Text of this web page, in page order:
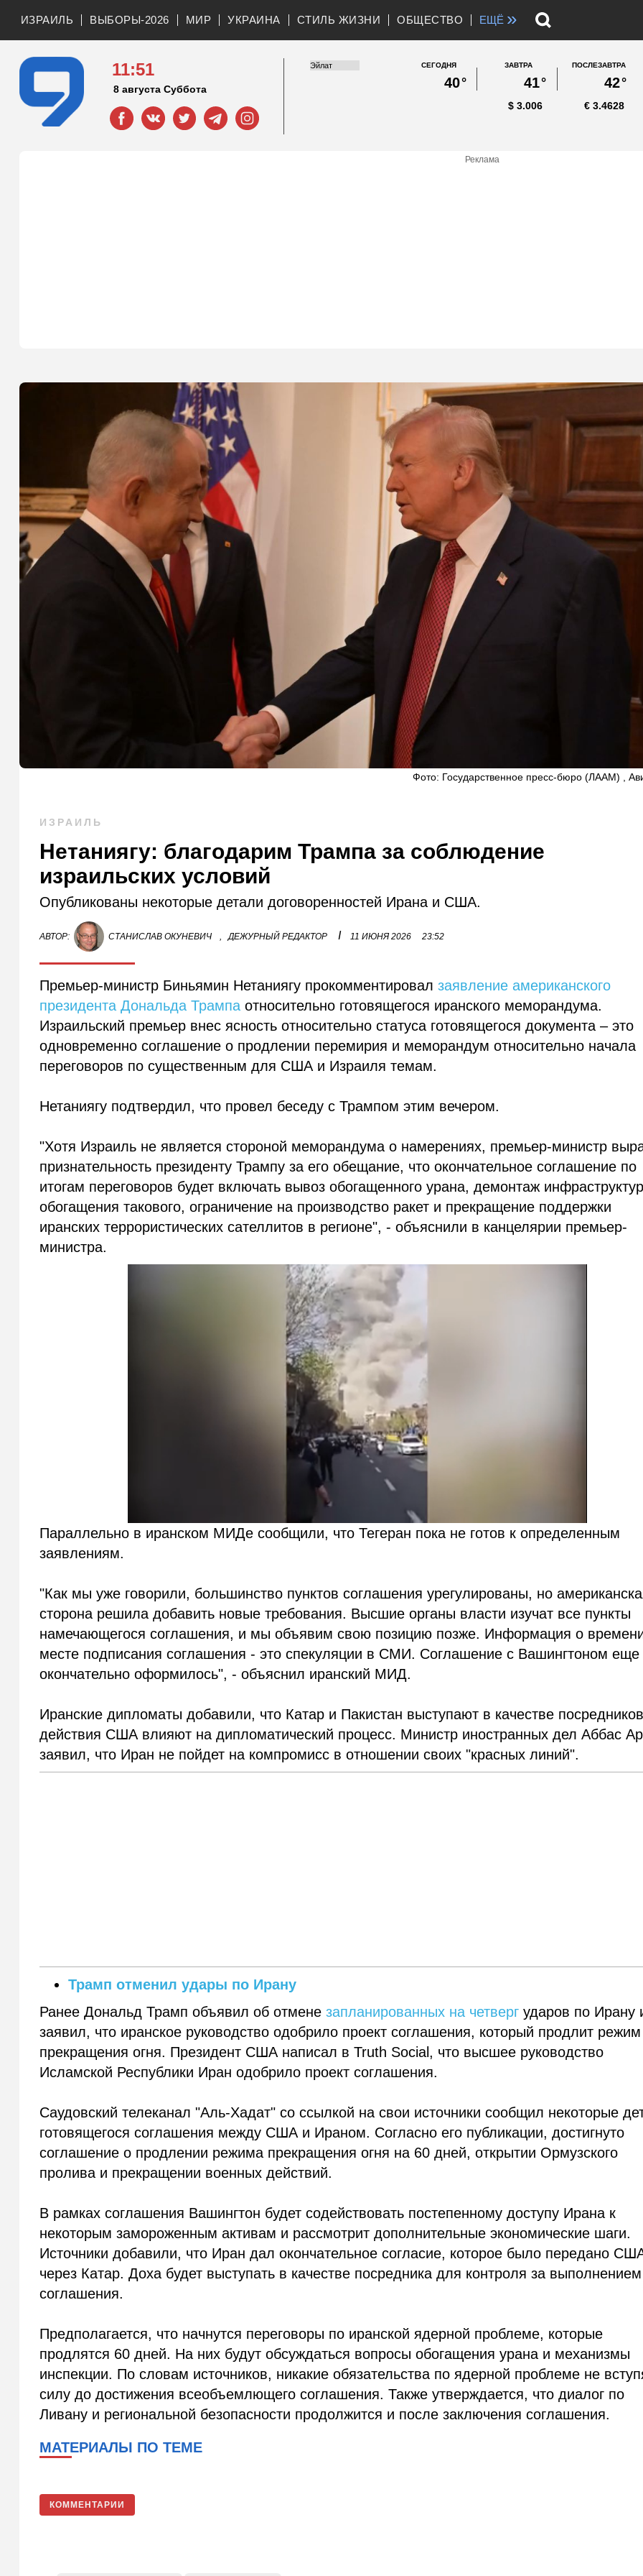
ИЗРАИЛЬ ВЫБОРЫ-2026 МИР УКРАИНА СТИЛЬ ЖИЗНИ ОБЩЕСТВО ЕЩЁ »
11:51
8 августа Суббота
СЕГОДНЯ
40°
ЗАВТРА
41°
ПОСЛЕЗАВТРА
42°
3.006
$ 3.4628
€
Реклама
Фото: Государственное пресс-бюро (ЛААМ) ,
ИЗРАИЛЬ
Нетаниягу: благодарим Трампа за соблюдение
израильских условий
Опубликованы некоторые детали договоренностей Ирана и США.
АВТОР: СТАНИСЛАВ ОКУНЕВИЧ , ДЕЖУРНЫЙ РЕДАКТОР I 11 ИЮНЯ 2026 23:52
Премьер-министр Биньямин Нетаниягу прокомментировалзаявление американского
президента Дональда Трампа относительно готовящегося иранского меморандума.
Израильский премьер внес ясность относительно статуса готовящегося документа – это
одновременно соглашение о продлении перемирия и меморандум относительно начала
переговоров по существенным для США и Израиля темам.
Нетаниягу подтвердил, что провел беседу с Трампом этим вечером.
"Хотя Израиль не является стороной меморандума о намерениях, премьер-министр
признательность президенту Трампу за его обещание, что окончательное соглашение по
итогам переговоров будет включать вывоз обогащенного урана, демонтаж
обогащения такового, ограничение на производство ракет и прекращение поддержки
иранских террористических сателлитов в регионе", - объяснили в канцелярии премьер-
министра.
Параллельно в иранском МИДе сообщили, что Тегеран пока не готов к определенным
заявлениям.
"Как мы уже говорили, большинство пунктов соглашения урегулированы, но
сторона решила добавить новые требования. Высшие органы власти изучат все пункты
намечающегося соглашения, и мы объявим свою позицию позже. Информация о
месте подписания соглашения - это спекуляции в СМИ. Соглашение с Вашингтоном еще
окончательно оформилось", - объяснил иранский МИД.
Иранские дипломаты добавили, что Катар и Пакистан выступают в качестве
действия США влияют на дипломатический процесс. Министр иностранных дел Аббас
заявил, что Иран не пойдет на компромисс в отношении своих "красных линий".
Трамп отменил удары по Ирану
Ранее Дональд Трамп объявил об отменезапланированных на четверг ударов по Ирану
заявил, что иранское руководство одобрило проект соглашения, который продлит режим
прекращения огня. Президент США написал в Truth Social, что высшее руководство
Исламской Республики Иран одобрило проект соглашения.
Саудовский телеканал "Аль-Хадат" со ссылкой на свои источники сообщил некоторые
готовящегося соглашения между США и Ираном. Согласно его публикации, достигнуто
соглашение о продлении режима прекращения огня на 60 дней, открытии Ормузского
пролива и прекращении военных действий.
В рамках соглашения Вашингтон будет содействовать постепенному доступу Ирана к
некоторым замороженным активам и рассмотрит дополнительные экономические шаги.
Источники добавили, что Иран дал окончательное согласие, которое было передано
через Катар. Доха будет выступать в качестве посредника для контроля за выполнением
соглашения.
Предполагается, что начнутся переговоры по иранской ядерной проблеме, которые
продлятся 60 дней. На них будут обсуждаться вопросы обогащения урана и механизмы
инспекции. По словам источников, никакие обязательства по ядерной проблеме не
силу до достижения всеобъемлющего соглашения. Также утверждается, что диалог по
Ливану и региональной безопасности продолжится и после заключения соглашения.
МАТЕРИАЛЫ ПО ТЕМЕ
КОММЕНТАРИИ